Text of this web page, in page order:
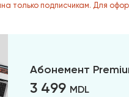
только подписчикам. Для
Абонемент
3 499 MDL